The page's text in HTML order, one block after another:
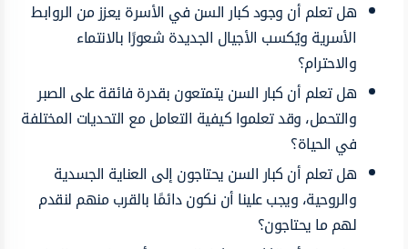
هل تعلم أن وجود كبار السن في الأسرة يعزز من الروابط
الأسرية ويُكسب الأجيال الجديدة شعورًا بالانتماء
والاحترام؟
هل تعلم أن كبار السن يتمتعون بقدرة فائقة على الصبر
والتحمل، وقد تعلموا كيفية التعامل مع التحديات المختلفة
في الحياة؟
هل تعلم أن كبار السن يحتاجون إلى العناية الجسدية
والروحية، ويجب علينا أن نكون دائمًا بالقرب منهم لنقدم
لهم ما يحتاجون؟